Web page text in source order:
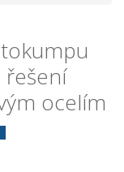
řešení
ocelím